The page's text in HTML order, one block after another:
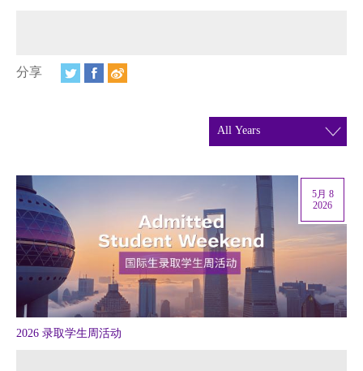
新闻简报
学生说
校园内外
联系方式
支持我们
分享
2026 录取学生周活动
5月 8
2026